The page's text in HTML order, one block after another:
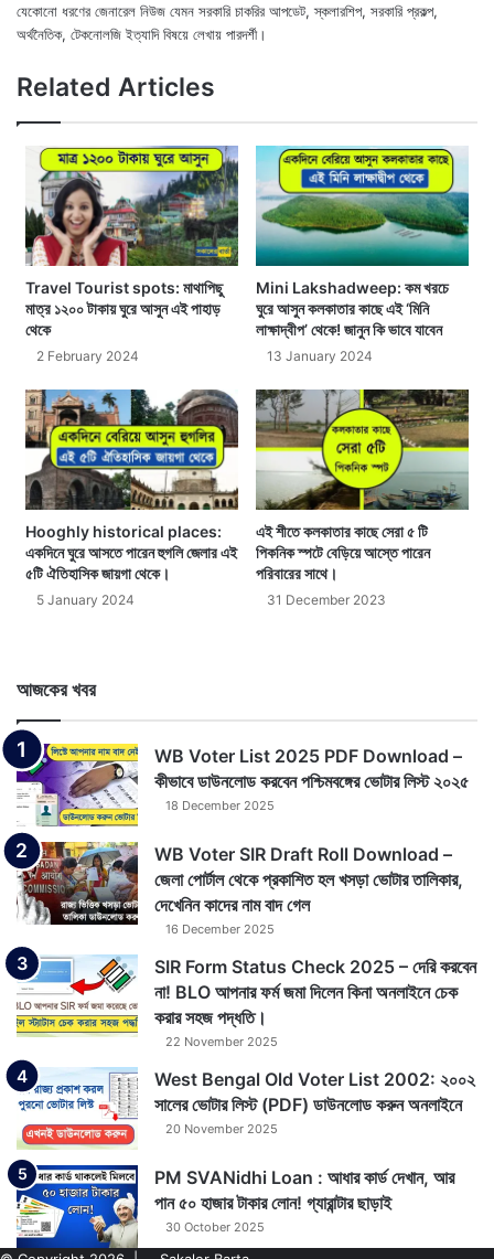
যেকোনো ধরণের জেনারেল নিউজ যেমন সরকারি চাকরির আপডেট, স্কলারশিপ, সরকারি প্রকল্প,
অর্থনৈতিক, টেকনোলজি ইত্যাদি বিষয়ে লেখায় পারদর্শী।
Related Articles
Travel Tourist spots: মাথাপিছু
মাত্র ১২০০ টাকায় ঘুরে আসুন এই পাহাড়
থেকে
2 February 2024
Mini Lakshadweep: কম খরচে
ঘুরে আসুন কলকাতার কাছে এই ‘মিনি
লাক্ষাদ্বীপ’ থেকে! জানুন কি ভাবে যাবেন
13 January 2024
Hooghly historical places:
একদিনে ঘুরে আসতে পারেন হুগলি জেলার এই
৫টি ঐতিহাসিক জায়গা থেকে।
5 January 2024
এই শীতে কলকাতার কাছে সেরা ৫ টি
পিকনিক স্পটে বেড়িয়ে আস্তে পারেন
পরিবারের সাথে।
31 December 2023
আজকের খবর
WB Voter List 2025 PDF Download –
কীভাবে ডাউনলোড করবেন পশ্চিমবঙ্গের ভোটার লিস্ট ২০২৫
18 December 2025
WB Voter SIR Draft Roll Download –
জেলা পোর্টাল থেকে প্রকাশিত হল খসড়া ভোটার তালিকার,
দেখেনিন কাদের নাম বাদ গেল
16 December 2025
SIR Form Status Check 2025 – দেরি করবেন
না! BLO আপনার ফর্ম জমা দিলেন কিনা অনলাইনে চেক
করার সহজ পদ্ধতি।
22 November 2025
West Bengal Old Voter List 2002: ২০০২
সালের ভোটার লিস্ট (PDF) ডাউনলোড করুন অনলাইনে
20 November 2025
PM SVANidhi Loan : আধার কার্ড দেখান, আর
পান ৫০ হাজার টাকার লোন! গ্যারান্টার ছাড়াই
30 October 2025